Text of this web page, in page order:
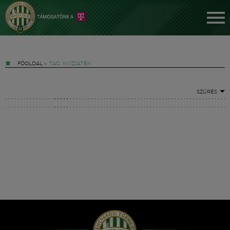
FŐOLDAL » TAG: KVÍZJÁTÉK
SZŰRÉS
Hírek